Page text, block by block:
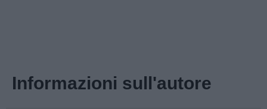
Informazioni sull'autore